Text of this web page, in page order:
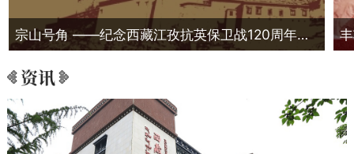
宗山号角 ——纪念西藏江孜抗英保卫战120周年主题展